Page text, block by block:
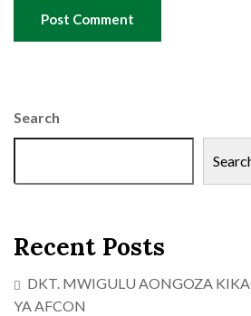
Post Comment
Search
Recent Posts
DKT. MWIGULU AONGOZA
YA AFCON